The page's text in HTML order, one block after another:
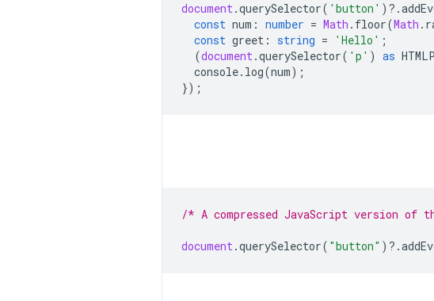
document.querySelector( 'button' ) ? .
const num : number = Math . floor(Math .
const greet : string = 'Hello' ;
(document.querySelector( 'p' ) as
console. log(num);
});
/* A compressed JavaScript version of
document.querySelector( "button" ) ? .